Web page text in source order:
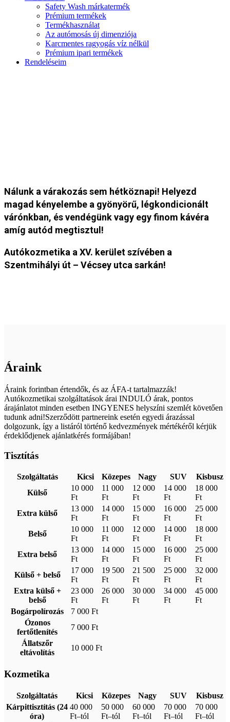
Safety Wash márkatermék
Prémium termékek
Termékhasználat
Az autómosás új dimenziója
Karcmentes ragyogás víz nélkül
Prémium ipari termékek
Rendeléseim
Nálunk a várakozás sem hétköznapi! Helyezd
magad kényelembe a gyönyörű, légkondicionált
várónkban, és vendégünk vagy egy finom kávéra
amíg autód megtisztul!
Autókozmetika a XV. kerület szívében a
Szentmihályi út – Vécsey utca sarkán!
Áraink
Áraink forintban értendők, és az ÁFA-t tartalmazzák!
Autókozmetikai szolgáltatások árai INDULÓ árak, pontos
árajánlatot minden esetben INGYENES helyszíni szemlét követően
tudunk adni!Szerződött partnereink esetén egyedi árazással
dolgozunk, így a listáról történő kedvezmények mértékéről kérjük
érdeklődjenek ajánlatkérés formájában!
Tisztítás
Szolgáltatás Kicsi Közepes Nagy SUV
Kisbusz
Külső
10 000
Ft
11 000
Ft
12 000
Ft
14 000
Ft
18 000
Ft
Extra külső
13 000
Ft
14 000
Ft
15 000
Ft
16 000
Ft
25 000
Ft
Belső
10 000
Ft
11 000
Ft
12 000
Ft
14 000
Ft
18 000
Ft
Extra belső
13 000
Ft
14 000
Ft
15 000
Ft
16 000
Ft
25 000
Ft
Külső + belső
17 000
Ft
19 500
Ft
21 500
Ft
25 000
Ft
32 000
Ft
Extra külső +
belső
23 000
Ft
26 000
Ft
30 000
Ft
34 000
Ft
45 000
Ft
Bogárpolírozás
7 000 Ft
Ózonos
fertőtlenítés
7 000 Ft
Állatszőr
eltávolítás
10 000 Ft
Kozmetika
Szolgáltatás Kicsi Közepes Nagy SUV
Kisbusz
Kárpittisztítás (24
óra)
40 000
Ft–tól
50 000
Ft–tól
60 000
Ft–tól
70 000
Ft–tól
70 000
Ft–tól